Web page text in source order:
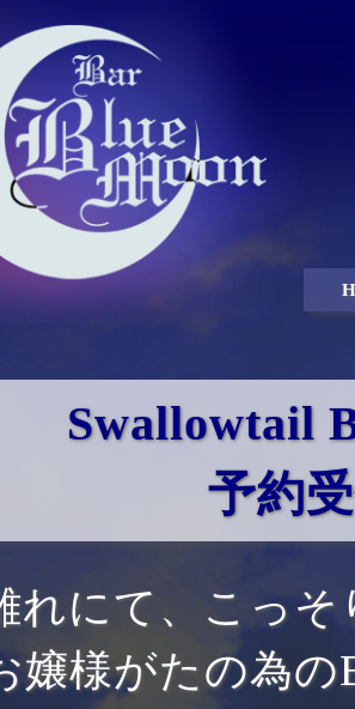
Swallowtail
予約
れにて、こっ
嬢様がたの為の